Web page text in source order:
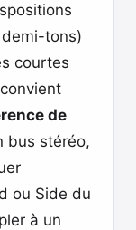
tons)
courtes
de
bus stéréo,
ou Side du
à un